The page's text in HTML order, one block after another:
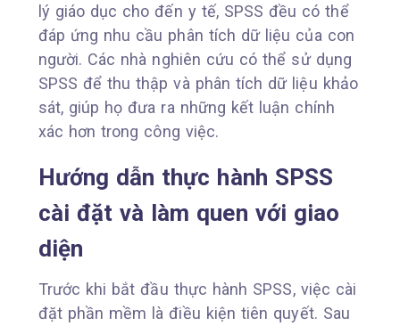
lý giáo dục cho đến y tế, SPSS đều có thể
đáp ứng nhu cầu phân tích dữ liệu của con
người. Các nhà nghiên cứu có thể sử dụng
SPSS để thu thập và phân tích dữ liệu khảo
sát, giúp họ đưa ra những kết luận chính
xác hơn trong công việc.
Hướng dẫn thực hành SPSS
cài đặt và làm quen với giao
diện
Trước khi bắt đầu thực hành SPSS, việc cài
đặt phần mềm là điều kiện tiên quyết. Sau